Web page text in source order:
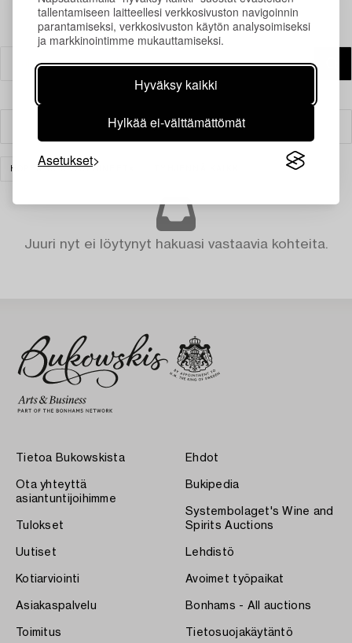
tallentamiseen laitteellesi verkkosivuston navigoinnin
parantamiseksi, verkkosivuston käytön analysoimiseksi
ja markkinointimme mukauttamiseksi.
Hyväksy kaikki
Hylkää ei-välttämättömät
Asetukset
Suodatin
HOPEA JA ARVOESINEET
Juuri nyt ei löytynyt hakuasi vastaavia kohteita.
Tietoa Bukowskista
Ota yhteyttä
asiantuntijoihimme
Tulokset
Uutiset
Kotiarviointi
Asiakaspalvelu
Toimitus
Ehdot
Bukipedia
Systembolaget's Wine and
Spirits Auctions
Lehdistö
Avoimet työpaikat
Bonhams - All auctions
Tietosuojakäytäntö